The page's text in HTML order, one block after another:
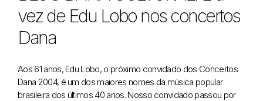
vez de Edu Lobo nos concertos
Dana
Aos 61 anos, Edu Lobo, o próximo convidado dos Concertos
Dana 2004, é um dos maiores nomes da música popular
brasileira dos últimos 40 anos. Nosso convidado passou por